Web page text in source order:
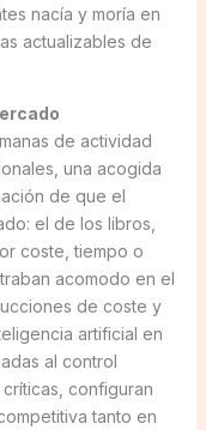
nacía y moría en
actualizables de
de actividad
una acogida
de que el
el de los libros,
coste, tiempo o
acomodo en el
de coste y
artificial en
al control
configuran
tanto en